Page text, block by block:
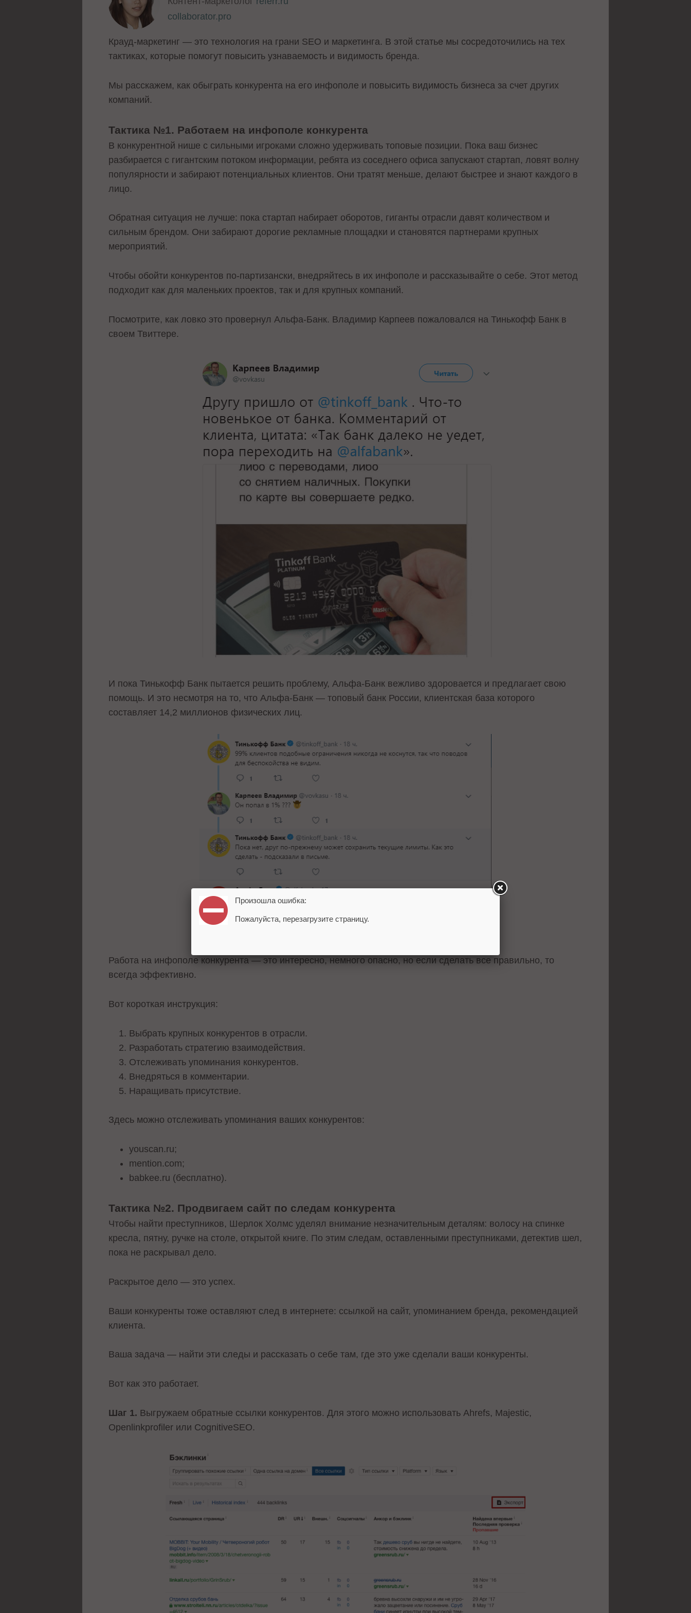
collaborator.pro
Крауд-маркетинг — это технология на грани SEO и маркетинга. В этой статье мы сосредоточились на тех
тактиках, которые помогут повысить узнаваемость и видимость бренда.
Мы расскажем, как обыграть конкурента на его инфополе и повысить видимость бизнеса за счет других
компаний.
Тактика №1. Работаем на инфополе конкурента
В конкурентной нише с сильными игроками сложно удерживать топовые позиции. Пока ваш бизнес
разбирается с гигантским потоком информации, ребята из соседнего офиса запускают стартап, ловят волну
популярности и забирают потенциальных клиентов. Они тратят меньше, делают быстрее и знают каждого в
лицо.
Обратная ситуация не лучше: пока стартап набирает оборотов, гиганты отрасли давят количеством и
сильным брендом. Они забирают дорогие рекламные площадки и становятся партнерами крупных
мероприятий.
Чтобы обойти конкурентов по-партизански, внедряйтесь в их инфополе и рассказывайте о себе. Этот метод
подходит как для маленьких проектов, так и для крупных компаний.
Посмотрите, как ловко это провернул Альфа-Банк. Владимир Карпеев пожаловался на Тинькофф Банк в
своем Твиттере.
И пока Тинькофф Банк пытается решить проблему, Альфа-Банк вежливо здоровается и предлагает свою
помощь. И это несмотря на то, что Альфа-Банк — топовый банк России, клиентская база которого
составляет 14,2 миллионов физических лиц.
Работа на инфополе конкурента — это интересно, немного опасно, но если сделать все правильно, то
всегда эффективно.
Вот короткая инструкция:
Выбрать крупных конкурентов в отрасли.
Разработать стратегию взаимодействия.
Отслеживать упоминания конкурентов.
Внедряться в комментарии.
Наращивать присутствие.
Здесь можно отслеживать упоминания ваших конкурентов:
youscan.ru;
mention.com;
babkee.ru (бесплатно).
Тактика №2. Продвигаем сайт по следам конкурента
Чтобы найти преступников, Шерлок Холмс уделял внимание незначительным деталям: волосу на спинке
кресла, пятну, ручке на столе, открытой книге. По этим следам, оставленными преступниками, детектив шел,
пока не раскрывал дело.
Раскрытое дело — это успех.
Ваши конкуренты тоже оставляют след в интернете: ссылкой на сайт, упоминанием бренда, рекомендацией
клиента.
Ваша задача — найти эти следы и рассказать о себе там, где это уже сделали ваши конкуренты.
Вот как это работает.
Шаг 1. Выгружаем обратные ссылки конкурентов. Для этого можно использовать Ahrefs, Majestic,
Оpenlinkprofiler или CognitiveSEO.
Произошла ошибка:
Пожалуйста, перезагрузите страницу.